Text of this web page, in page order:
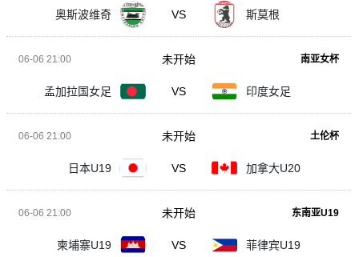
奥斯波维奇 VS 斯莫根
06-06 21:00 南亚女杯
孟加拉国女足 VS 印度女足
未开始
06-06 21:00 土伦杯
日本U19 VS 加拿大U20
未开始
06-06 21:00 东南亚U19
柬埔寨U19 VS 菲律宾U19
未开始